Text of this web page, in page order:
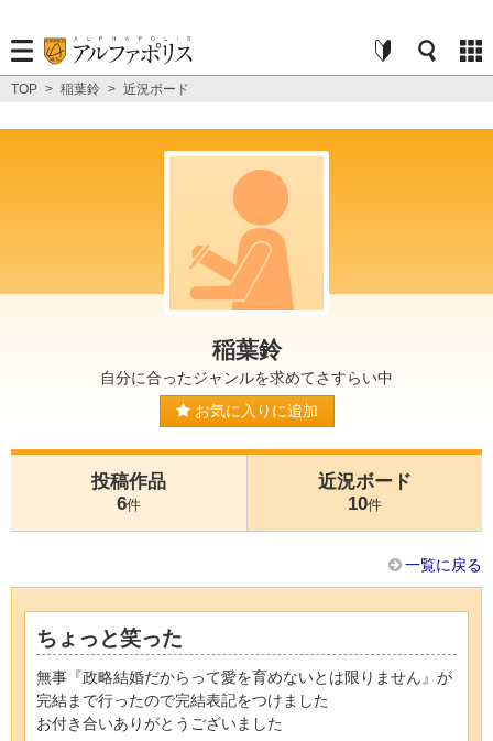
TOP > 稲葉鈴 > 近況ボード
稲葉鈴
自分に合ったジャンルを求めてさすらい中
お気に入りに追加
投稿作品
6件
近況ボード
10件
一覧に戻る
ちょっと笑った
無事『政略結婚だからって愛を育めないとは限りません』が
完結まで行ったので完結表記をつけました
お付き合いありがとうございました